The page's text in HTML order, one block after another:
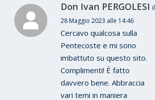
Don Ivan PERGOLESI il
28 Maggio 2023 alle 14:46
Cercavo qualcosa sulla
Pentecoste e mi sono
imbattuto su questo sito.
Complimenti! È fatto
davvero bene. Abbraccia
vari temi in maniera